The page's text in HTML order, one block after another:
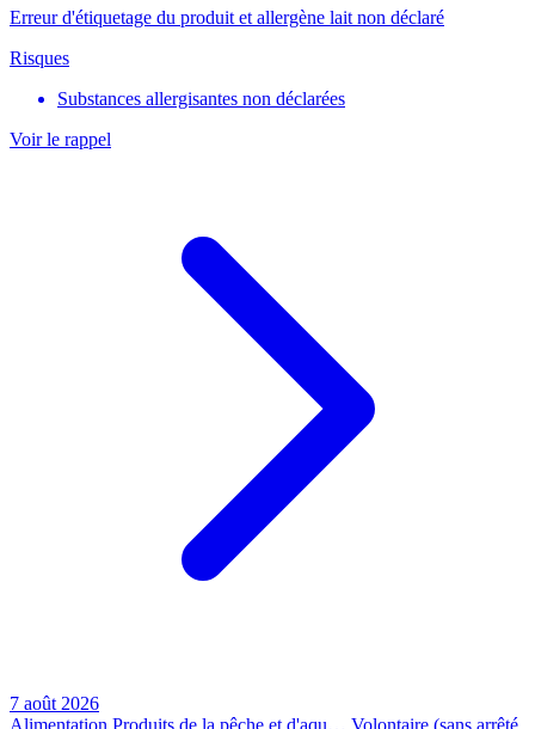
Erreur d'étiquetage du produit et allergène lait non déclaré
Risques
Substances allergisantes non déclarées
Voir le rappel
7 août 2026
Alimentation Produits de la pêche et d'aqu… Volontaire (sans arrêté